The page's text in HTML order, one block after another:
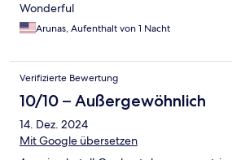
Wonderful
Arunas, Aufenthalt von 1 Nacht
Verifizierte Bewertung
10/10 – Außergewöhnlich
14. Dez. 2024
Mit Google übersetzen